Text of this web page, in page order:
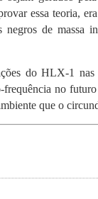
essa teoria,
negros de massa
do HLX-1
no
que o